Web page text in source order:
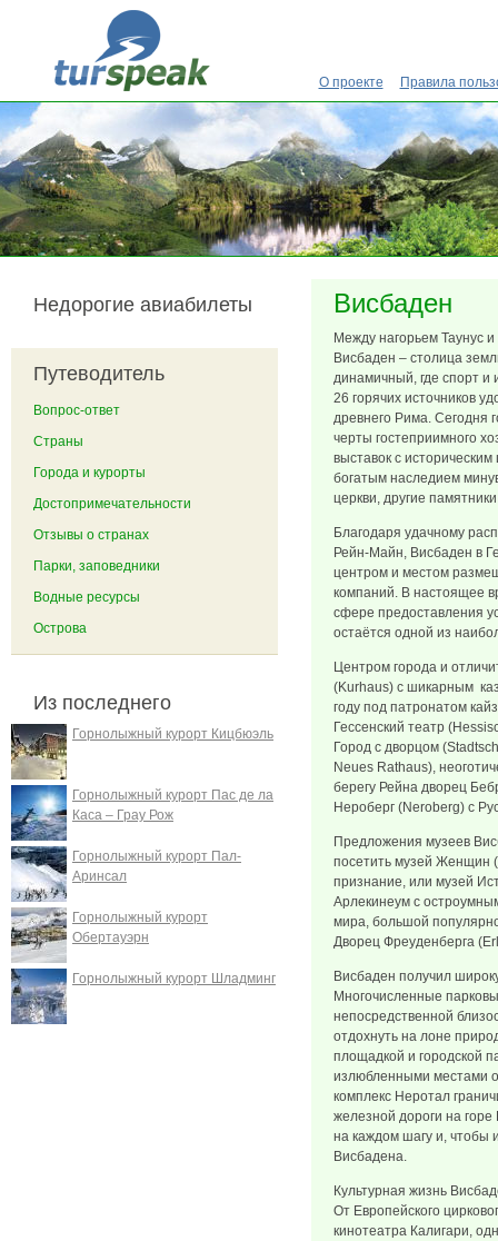
Перейти к основному содержанию
О проекте Правила
Висбаден
Между нагорьем Таунус
Висбаден – столица
динамичный, где спорт и
26 горячих источников
древнего Рима. Сегодня
черты гостеприимного
выставок с
богатым наследием
церкви, другие
Благодаря удачному
Рейн-Майн, Висбаден в
центром и местом
компаний. В настоящее
сфере предоставления
остаётся одной из
Центром города и
(Kurhaus) с шикарным
году под патронатом
Гессенский театр
Город с дворцом
Neues Rathaus),
берегу Рейна дворец
Нероберг (Neroberg) с
Предложения музеев
посетить музей Женщин
признание, или музей
Арлекинеум с
мира, большой
Дворец Фреуденберга
Висбаден получил
Многочисленные
непосредственной
отдохнуть на лоне
площадкой и городской
излюбленными местами
комплекс Неротал
железной дороги на горе
на каждом шагу и, чтобы
Висбадена.
Культурная жизнь
От Европейского
кинотеатра Калигари,
Недорогие авиабилеты
Путеводитель
Вопрос-ответ
Страны
Города и курорты
Достопримечательности
Отзывы о странах
Парки, заповедники
Водные ресурсы
Острова
Из последнего
Горнолыжный курорт Кицбюэль
Горнолыжный курорт Пас де ла
Каса – Грау Рож
Горнолыжный курорт Пал-
Аринсал
Горнолыжный курорт
Обертауэрн
Горнолыжный курорт Шладминг